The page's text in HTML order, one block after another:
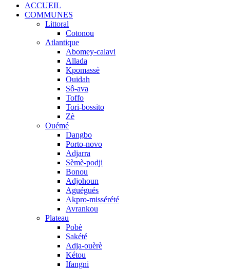
ACCUEIL
COMMUNES
Littoral
Cotonou
Atlantique
Abomey-calavi
Allada
Kpomassè
Ouidah
Sô-ava
Toffo
Tori-bossito
Zè
Ouémé
Dangbo
Porto-novo
Adjarra
Sèmè-podji
Bonou
Adjohoun
Aguégués
Akpro-missérété
Avrankou
Plateau
Pobè
Sakété
Adja-ouèrè
Kétou
Ifangni